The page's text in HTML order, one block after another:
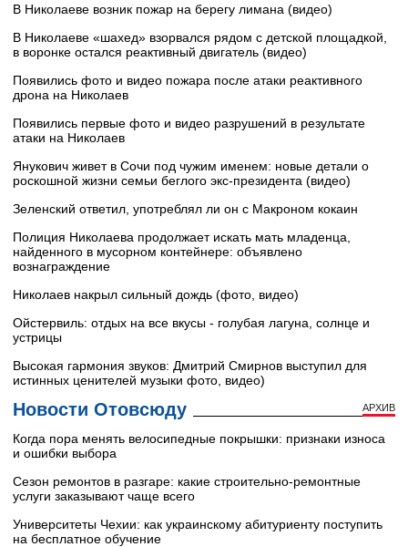
В Николаеве возник пожар на берегу лимана (видео)
В Николаеве «шахед» взорвался рядом с детской площадкой,
в воронке остался реактивный двигатель (видео)
Появились фото и видео пожара после атаки реактивного
дрона на Николаев
Появились первые фото и видео разрушений в результате
атаки на Николаев
Янукович живет в Сочи под чужим именем: новые детали о
роскошной жизни семьи беглого экс-президента (видео)
Зеленский ответил, употреблял ли он с Макроном кокаин
Полиция Николаева продолжает искать мать младенца,
найденного в мусорном контейнере: объявлено
вознаграждение
Николаев накрыл сильный дождь (фото, видео)
Ойстервиль: отдых на все вкусы - голубая лагуна, солнце и
устрицы
Высокая гармония звуков: Дмитрий Смирнов выступил для
истинных ценителей музыки фото, видео)
Новости Отовсюду АРХИВ
Когда пора менять велосипедные покрышки: признаки износа
и ошибки выбора
Сезон ремонтов в разгаре: какие строительно-ремонтные
услуги заказывают чаще всего
Университеты Чехии: как украинскому абитуриенту поступить
на бесплатное обучение